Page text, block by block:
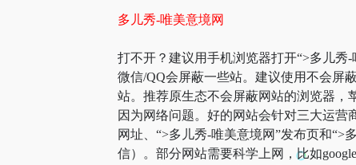
多儿秀-唯美意境网
打不开？建议用手机浏览器打开“>多儿秀
微信/QQ会屏蔽一些站。建议使用不会屏
站。推荐原生态不会屏蔽网站的浏览器，
因为网络问题。好的网站会针对三大运营
网址、“>多儿秀-唯美意境网”发布页和
信）。部分网站需要科学上网，比如